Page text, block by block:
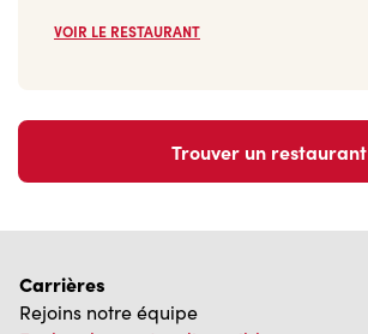
VOIR LE RESTAURANT
Trouver un restaurant
Carrières
Rejoins notre équipe